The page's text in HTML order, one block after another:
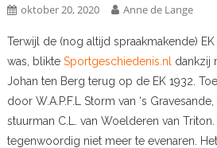
oktober 20, 2020 Anne de Lange
Terwijl de (nog altijd spraakmakende)
was, blikte Sportgeschiedenis.nl
dankzij
Johan ten Berg terug op de EK 1932.
door W.A.P.F.L Storm van ‘s
stuurman C.L. van Woelderen van
tegenwoordig niet meer te evenaren.